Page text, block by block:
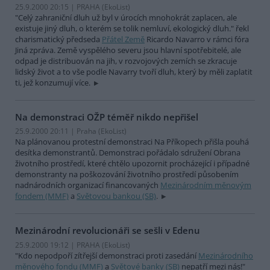
25.9.2000 20:15 | PRAHA (EkoList)
"Celý zahraniční dluh už byl v úrocích mnohokrát zaplacen, ale
existuje jiný dluh, o kterém se tolik nemluví, ekologický dluh." řekl
charismatický předseda Přátel Země Ricardo Navarro v rámci fóra
Jiná zpráva. Země vyspělého severu jsou hlavní spotřebitelé, ale
odpad je distribuován na jih, v rozvojových zemích se zkracuje
lidský život a to vše podle Navarry tvoří dluh, který by měli zaplatit
ti, jež konzumují více.
Na demonstraci OŽP téměř nikdo nepřišel
25.9.2000 20:11 | Praha (EkoList)
Na plánovanou protestní demonstraci Na Příkopech přišla pouhá
desítka demonstrantů. Demonstraci pořádalo sdružení Obrana
životního prostředí, které chtělo upozornit procházející i případné
demonstranty na poškozování životního prostředí působením
nadnárodních organizací financovaných Mezinárodním měnovým
fondem (MMF) a Světovou bankou (SB).
Mezinárodní revolucionáři se sešli v Edenu
25.9.2000 19:12 | PRAHA (EkoList)
"Kdo nepodpoří zítřejší demonstraci proti zasedání Mezinárodního
měnového fondu (MMF) a Světové banky (SB) nepatří mezi nás!"